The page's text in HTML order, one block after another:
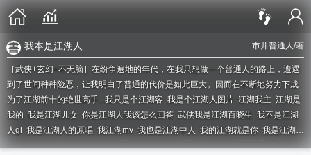
市井普通人/著
我本是江湖人
［武侠+玄幻+不无脑］在纷争遍地的年代，在我只想做一个普通人的路上，遭遇
到了世间种种险恶，让我明白了普通的代价是如此巨大。因而在不断地努力下成
为了江湖前十的绝世高手...我只是个江湖客 我是个江湖人图片 江湖我主 江湖是
我的 我是江湖儿女 你是江湖人我该怎么回答 武侠我是江湖百晓生 我不是江湖
人gl 我是江湖人的原唱 我江湖mv 我也是江湖中人 我的江湖就是你 我是江湖人
称我是江湖游戏我不是江湖人我是江湖钓鱼人我本是江湖人一个普通人的江